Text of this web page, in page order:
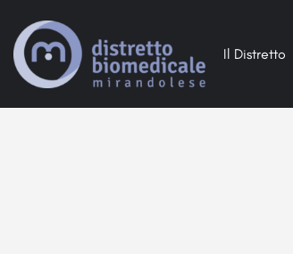
Il Distretto